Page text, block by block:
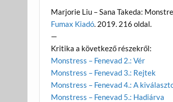
Marjorie Liu – Sana Takeda:
Fumax Kiadó. 2019. 216 oldal.
—
Kritika a következő részekről:
Monstress – Fenevad 2.: Vér
Monstress – Fenevad 3.: Rejtek
Monstress – Fenevad 4.: A
Monstress – Fenevad 5.: Hadiárva